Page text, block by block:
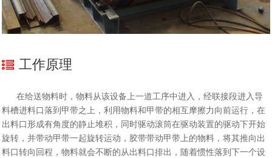
工作原理
在给送物料时，物料从该设备上一道工序中进入，经联接段进入导
料槽进料口落到甲带之上，利用物料和甲带的相互摩擦力向前运行，在
出料口形成有角度的静止堆积，同时驱动滚筒在驱动装置的驱动下开始
旋转，并带动甲带一起旋转运动，胶带带动甲带上的物料，将其推向出
料口转向回程，物料就会不断的从出料口排出，随着惯性落到下一个设